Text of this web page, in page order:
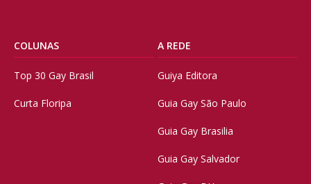
COLUNAS
Top 30 Gay Brasil
Curta Floripa
A REDE
Guiya Editora
Guia Gay São Paulo
Guia Gay Brasilia
Guia Gay Salvador